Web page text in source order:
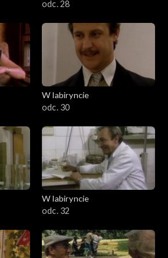
odc. 28
W labiryncie
odc. 30
W labiryncie
odc. 32